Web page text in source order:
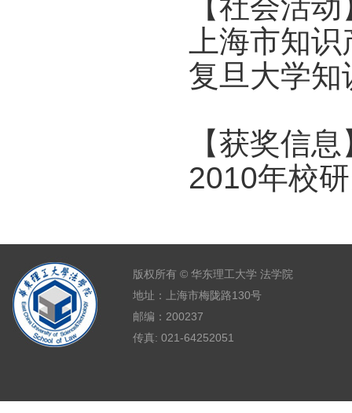
上海市知
复旦大学
【获奖信息
2010年校
版权所有 © 华东理工大学 法学院
地址：上海市梅陇路130号
邮编：200237
传真: 021-64252051